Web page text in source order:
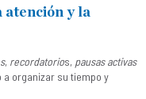
y la
, recordatorios, pausas activas
a organizar su tiempo y